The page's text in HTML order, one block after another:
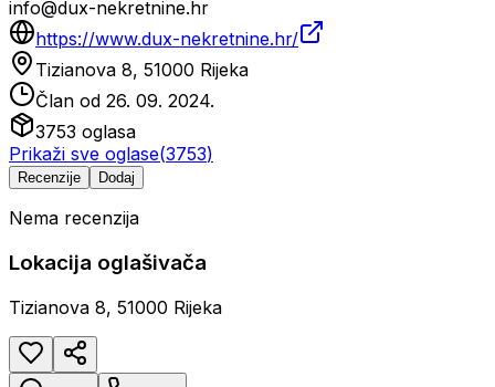
info@dux-nekretnine.hr
https://www.dux-nekretnine.hr/
Tizianova 8, 51000 Rijeka
Član od 26. 09. 2024.
3753 oglasa
Prikaži sve oglase(3753)
Recenzije Dodaj
Nema recenzija
Lokacija oglašivača
Tizianova 8, 51000 Rijeka